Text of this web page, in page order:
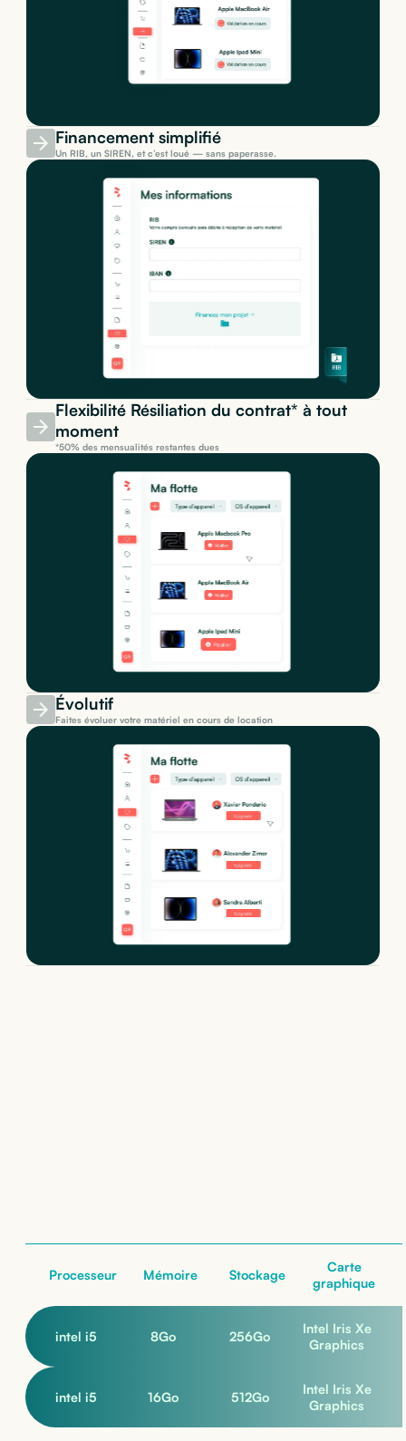
Financement simplifié
Un RIB, un SIREN, et c’est loué — sans paperasse.
Flexibilité Résiliation du contrat* à tout
moment
*50% des mensualités restantes dues
Évolutif
Faites évoluer votre matériel en cours de location
Processeur Mémoire Stockage
Carte
graphique
intel i5 8Go 256Go
Intel Iris Xe
Graphics
intel i5 16Go 512Go
Intel Iris Xe
Graphics